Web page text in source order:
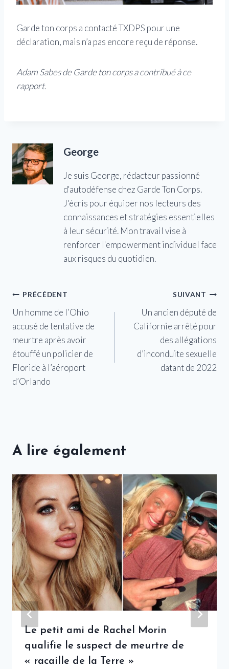
Garde ton corps a contacté TXDPS pour une
déclaration, mais n’a pas encore reçu de réponse.
Adam Sabes de Garde ton corps a contribué à ce
rapport.
George
Je suis George, rédacteur passionné
d'autodéfense chez Garde Ton Corps.
J'écris pour équiper nos lecteurs des
connaissances et stratégies essentielles
à leur sécurité. Mon travail vise à
renforcer l'empowerment individuel face
aux risques du quotidien.
Navigation
de
l’article
PRÉCÉDENT
Un homme de l’Ohio
accusé de tentative de
meurtre après avoir
étouffé un policier de
Floride à l’aéroport
d’Orlando
SUIVANT
Un ancien député de
Californie arrêté pour
des allégations
d’inconduite sexuelle
datant de 2022
A lire également
Le petit ami de Rachel Morin
qualifie le suspect de meurtre de
« racaille de la Terre »